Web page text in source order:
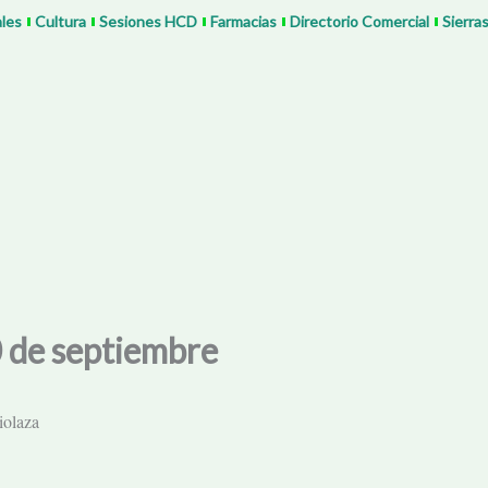
Cultura Sesiones HCD Farmacias Directorio Comercial
septiembre